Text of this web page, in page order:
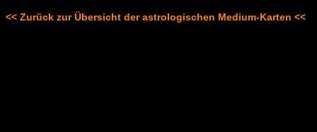
<< Zurück zur Übersicht der astrologischen Medium-Karten <<